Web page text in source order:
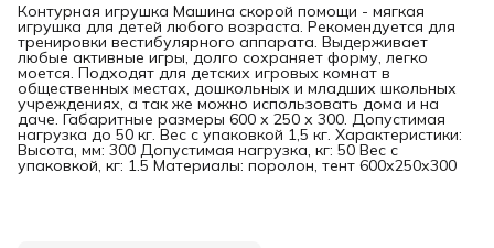
Контурная игрушка Машина скорой помощи - мягкая
игрушка для детей любого возраста. Рекомендуется для
тренировки вестибулярного аппарата. Выдерживает
любые активные игры, долго сохраняет форму, легко
моется. Подходят для детских игровых комнат в
общественных местах, дошкольных и младших школьных
учреждениях, а так же можно использовать дома и на
даче. Габаритные размеры 600 х 250 х 300. Допустимая
нагрузка до 50 кг. Вес с упаковкой 1,5 кг. Характеристики:
Высота, мм: 300 Допустимая нагрузка, кг: 50 Вес с
упаковкой, кг: 1.5 Материалы: поролон, тент 600х250х300